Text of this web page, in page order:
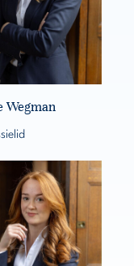
Wegman